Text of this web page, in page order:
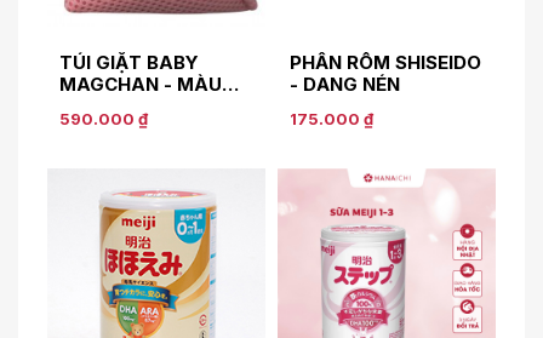
TÚI GIẶT BABY
MAGCHAN - MÀU
590.000 ₫
PHẤN RÔM SHISEIDO
- DẠNG NÉN
175.000 ₫